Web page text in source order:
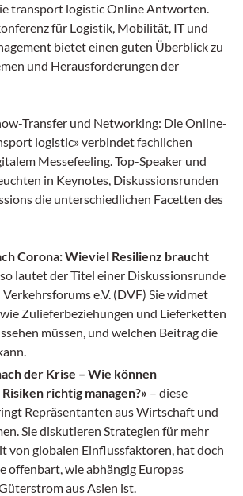
transport logistic Online Antworten.
für Logistik, Mobilität, IT und
bietet einen guten Überblick zu
und Herausforderungen der
Transfer und Networking: Die Online-
logistic» verbindet fachlichen
Messefeeling. Top-Speaker und
in Keynotes, Diskussionsrunden
die unterschiedlichen Facetten des
Corona: Wieviel Resilienz braucht
so lautet der Titel einer Diskussionsrunde
e.V. (DVF) Sie widmet
Zulieferbeziehungen und Lieferketten
müssen, und welchen Beitrag die
der Krise – Wie können
richtig managen?» – diese
Repräsentanten aus Wirtschaft und
Sie diskutieren Strategien für mehr
von globalen Einflussfaktoren, hat doch
offenbart, wie abhängig Europas
aus Asien ist.